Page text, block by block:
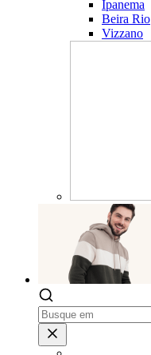
Ipanema
Beira Rio
Vizzano